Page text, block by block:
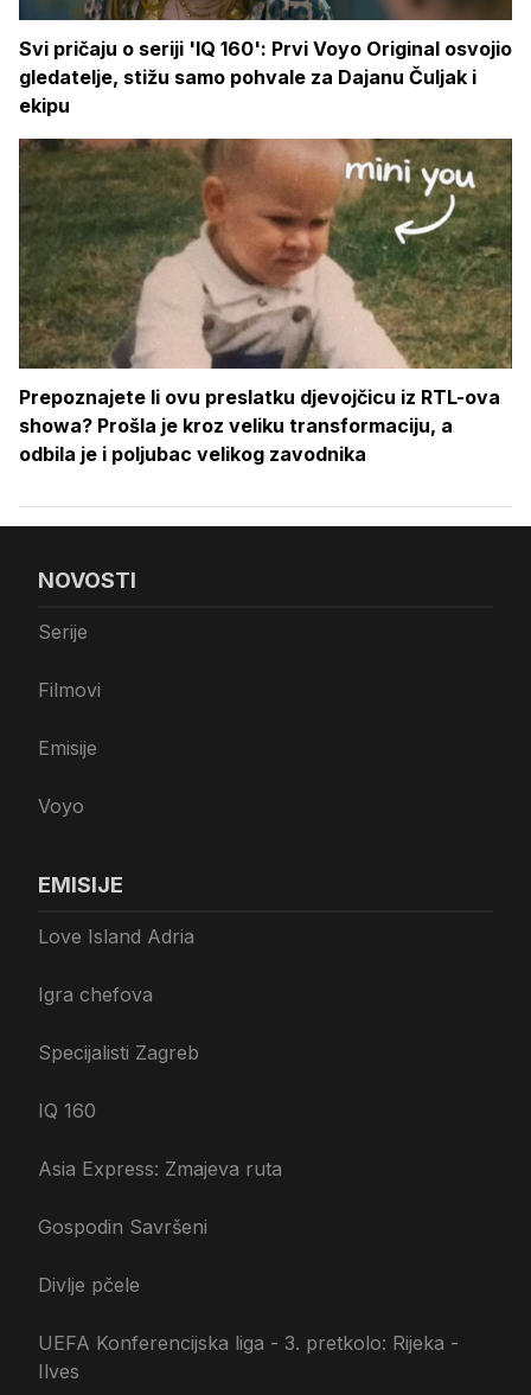
Svi pričaju o seriji 'IQ 160': Prvi Voyo Original osvojio
gledatelje, stižu samo pohvale za Dajanu Čuljak i
ekipu
Prepoznajete li ovu preslatku djevojčicu iz RTL-ova
showa? Prošla je kroz veliku transformaciju, a
odbila je i poljubac velikog zavodnika
NOVOSTI
Serije
Filmovi
Emisije
Voyo
EMISIJE
Love Island Adria
Igra chefova
Specijalisti Zagreb
IQ 160
Asia Express: Zmajeva ruta
Gospodin Savršeni
Divlje pčele
UEFA Konferencijska liga - 3. pretkolo: Rijeka -
Ilves